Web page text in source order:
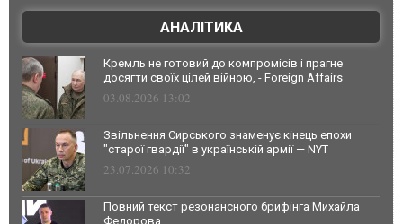
АНАЛІТИКА
Кремль не готовий до компромісів і прагне
досягти своїх цілей війною, - Foreign Affairs
03.08.2026 13:02
Звільнення Сирського знаменує кінець епохи
"старої гвардії" в українській армії — NYT
23.07.2026 10:32
Повний текст резонансного брифінга Михайла
Федорова